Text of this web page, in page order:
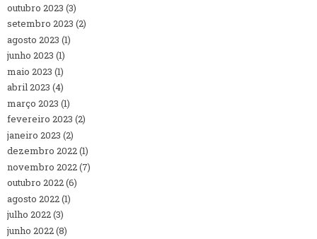
outubro 2023 (3)
setembro 2023 (2)
agosto 2023 (1)
junho 2023 (1)
maio 2023 (1)
abril 2023 (4)
março 2023 (1)
fevereiro 2023 (2)
janeiro 2023 (2)
dezembro 2022(1)
novembro 2022(7)
outubro 2022(6)
agosto 2022(1)
julho 2022(3)
junho 2022(8)